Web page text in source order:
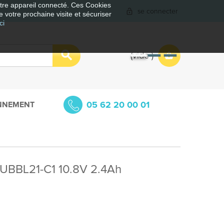
appareil connecté. Ces Cookies
votre prochaine visite et sécuriser
se connecter
vide
05 62 20 00 01
C1 10.8V 2.4Ah